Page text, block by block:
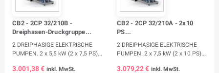
CB2 - 2CP 32/210B -
Dreiphasen-Druckgruppe...
2 DREIPHASIGE ELEKTRISCHE
PUMPEN. 2 x 5,5 kW (2 x 7,5 PS)...
3.001,38 € inkl. MwSt.
CB2 - 2CP 32/210A - 2x10
PS...
2 DREIPHASIGE ELEKTRISCHE
PUMPEN. 2 x 7,5 kW (2 x 10 PS)...
3.079,22 € inkl. MwSt.